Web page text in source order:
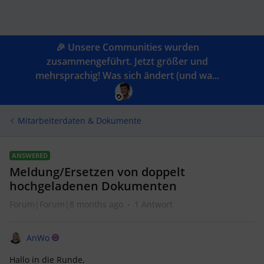
🎉 Unsere Communities wurden
zusammengeführt. Jetzt größer und
mehrsprachig! Was sich ändert (und wa...
Mitarbeiterdaten & Dokumente
ANSWERED
Meldung/Ersetzen von doppelt
hochgeladenen Dokumenten
Forum|Forum|8 months ago 1 Antwort
AnWo
Hallo in die Runde,